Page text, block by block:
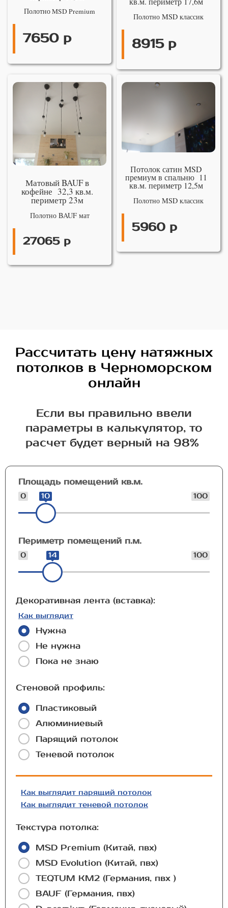
Полотно MSD Premium
7650 р
Полотно MSD классик
8915 р
Матовый BAUF в
кофейне 32,3 кв.м.
периметр 23м
Полотно BAUF мат
27065 р
Потолок сатин MSD
премиум в спальню 11
кв.м. периметр 12,5м
Полотно MSD классик
5960 р
Рассчитать цену натяжных
потолков в Черноморском
онлайн
Если вы правильно ввели
параметры в калькулятор, то
расчет будет верный на 98%
Площадь помещений кв.м.
0 100
10
Периметр помещений п.м.
0 100
14
Декоративная лента (вставка):
Как выглядит
Нужна
Не нужна
Пока не знаю
Стеновой профиль:
Пластиковый
Алюминиевый
Парящий потолок
Теневой потолок
Как выглядит парящий потолок
Как выглядит теневой потолок
Текстура потолка:
MSD Premium (Китай, пвх)
MSD Evolution (Китай, пвх)
TEQTUM КМ2 (Германия, пвх )
BAUF (Германия, пвх)